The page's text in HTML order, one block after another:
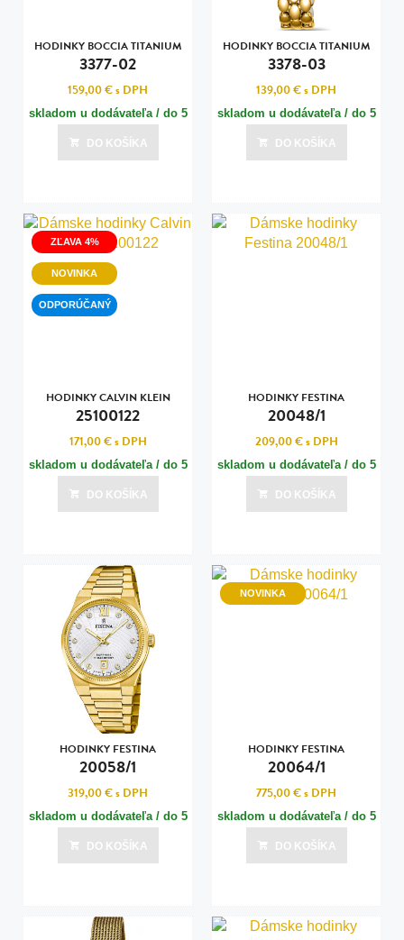
HODINKY BOCCIA TITANIUM
3377-02
159,00 €s DPH
skladom u dodávateľa / do 5
dní
Posledná aktualizácia dnes o 14:00
DO KOŠÍKA
HODINKY BOCCIA TITANIUM
3378-03
139,00 €s DPH
skladom u dodávateľa / do 5
dní
Posledná aktualizácia dnes o 14:00
DO KOŠÍKA
ZĽAVA 4%
NOVINKA
ODPORÚČANÝ
HODINKY CALVIN KLEIN
25100122
171,00 €s DPH
skladom u dodávateľa / do 5
dní
Posledná aktualizácia dnes o 14:00
DO KOŠÍKA
HODINKY FESTINA
20048/1
209,00 €s DPH
skladom u dodávateľa / do 5
dní
Posledná aktualizácia dnes o 14:00
DO KOŠÍKA
HODINKY FESTINA
20058/1
319,00 €s DPH
skladom u dodávateľa / do 5
dní
Posledná aktualizácia dnes o 14:00
DO KOŠÍKA
NOVINKA
HODINKY FESTINA
20064/1
775,00 €s DPH
skladom u dodávateľa / do 5
dní
Posledná aktualizácia dnes o 14:00
DO KOŠÍKA